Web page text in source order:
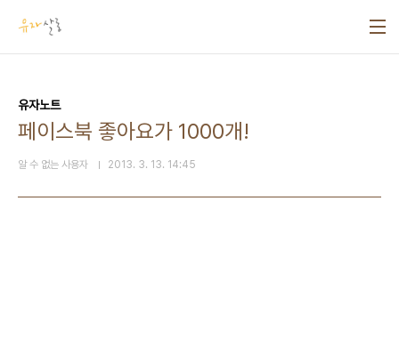
유자노트
페이스북 좋아요가 1000개!
알 수 없는 사용자 2013. 3. 13. 14:45